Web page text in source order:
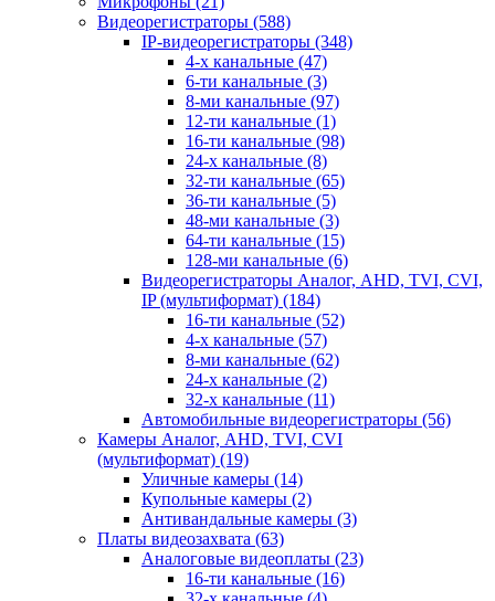
Видеорегистраторы (588)
IP-видеорегистраторы (348)
4-х канальные (47)
6-ти канальные (3)
8-ми канальные (97)
12-ти канальные (1)
16-ти канальные (98)
24-х канальные (8)
32-ти канальные (65)
36-ти канальные (5)
48-ми канальные (3)
64-ти канальные (15)
128-ми канальные (6)
Видеорегистраторы Аналог, AHD, TVI, CVI,
IP (мультиформат) (184)
16-ти канальные (52)
4-х канальные (57)
8-ми канальные (62)
24-х канальные (2)
32-х канальные (11)
Автомобильные видеорегистраторы (56)
Камеры Аналог, AHD, TVI, CVI
(мультиформат) (19)
Уличные камеры (14)
Купольные камеры (2)
Антивандальные камеры (3)
Платы видеозахвата (63)
Аналоговые видеоплаты (23)
16-ти канальные (16)